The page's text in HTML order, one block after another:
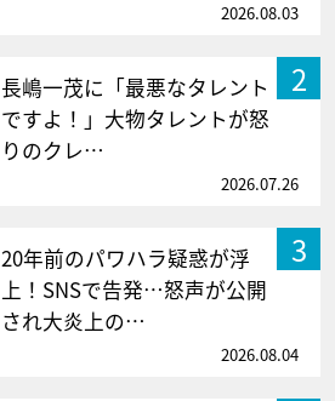
2026.08.03
2
長嶋一茂に「最悪なタレント
ですよ！」大物タレントが怒
りのクレ…
2026.07.26
3
20年前のパワハラ疑惑が浮
上！SNSで告発…怒声が公開
され大炎上の…
2026.08.04